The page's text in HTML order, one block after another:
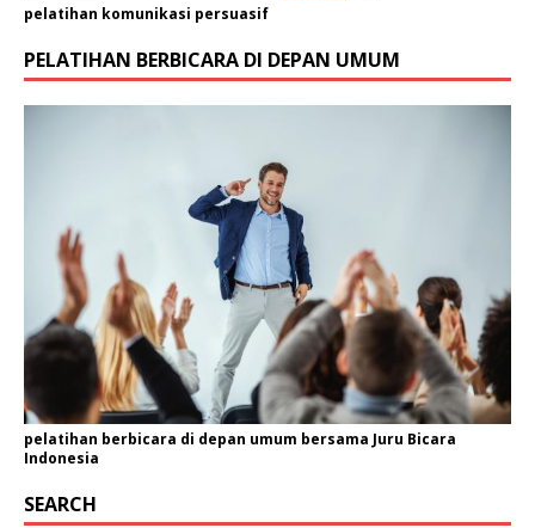
h
a
n
/
s
i
pelatihan komunikasi persuasif
PELATIHAN BERBICARA DI DEPAN UMUM
pelatihan berbicara di depan umum bersama Juru Bicara
Indonesia
SEARCH